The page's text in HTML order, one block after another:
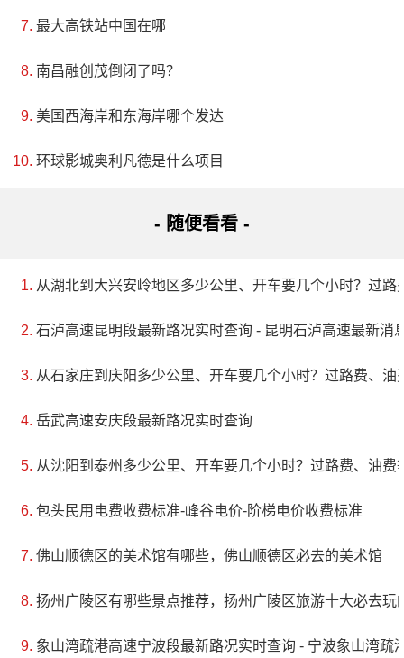
最大高铁站中国在哪
南昌融创茂倒闭了吗？
美国西海岸和东海岸哪个发达
环球影城奥利凡德是什么项目
- 随便看看 -
从湖北到大兴安岭地区多少公里、开车要几个小时？过路
石泸高速昆明段最新路况实时查询 - 昆明石泸高速最新消
从石家庄到庆阳多少公里、开车要几个小时？过路费、油
岳武高速安庆段最新路况实时查询
从沈阳到泰州多少公里、开车要几个小时？过路费、油费
包头民用电费收费标准-峰谷电价-阶梯电价收费标准
佛山顺德区的美术馆有哪些，佛山顺德区必去的美术馆
扬州广陵区有哪些景点推荐，扬州广陵区旅游十大必去玩
象山湾疏港高速宁波段最新路况实时查询 - 宁波象山湾疏